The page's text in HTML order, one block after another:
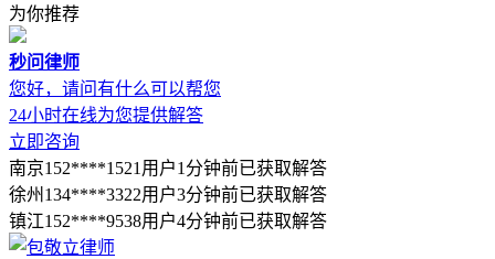
为你推荐
秒问律师
您好，请问有什么可以帮您
24小时在线为您提供解答
立即咨询
南京152****1521用户1分钟前已获取解答
徐州134****3322用户3分钟前已获取解答
镇江152****9538用户4分钟前已获取解答